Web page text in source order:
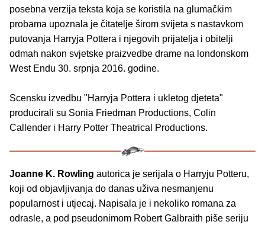
posebna verzija teksta koja se koristila na glumačkim
probama upoznala je čitatelje širom svijeta s nastavkom
putovanja Harryja Pottera i njegovih prijatelja i obitelji
odmah nakon svjetske praizvedbe drame na londonskom
West Endu 30. srpnja 2016. godine.
Scensku izvedbu "Harryja Pottera i ukletog djeteta"
producirali su Sonia Friedman Productions, Colin
Callender i Harry Potter Theatrical Productions.
Joanne K. Rowling autorica je serijala o Harryju Potteru,
koji od objavljivanja do danas uživa nesmanjenu
popularnost i utjecaj. Napisala je i nekoliko romana za
odrasle, a pod pseudonimom Robert Galbraith piše seriju